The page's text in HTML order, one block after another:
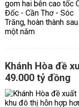
Khánh Hòa đề
49.000 tỷ đồng